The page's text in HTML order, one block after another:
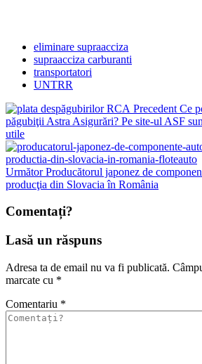
eliminare supraacciza
supraacciza carburanti
transportatori
UNTRR
Precedent Ce
păgubiţii Astra Asigurări? Pe site-ul ASF
utile
Următor Producătorul japonez de
producţia din Slovacia în România
Comentați?
Lasă un răspuns
Adresa ta de email nu va fi publicată.
marcate cu *
Comentariu *